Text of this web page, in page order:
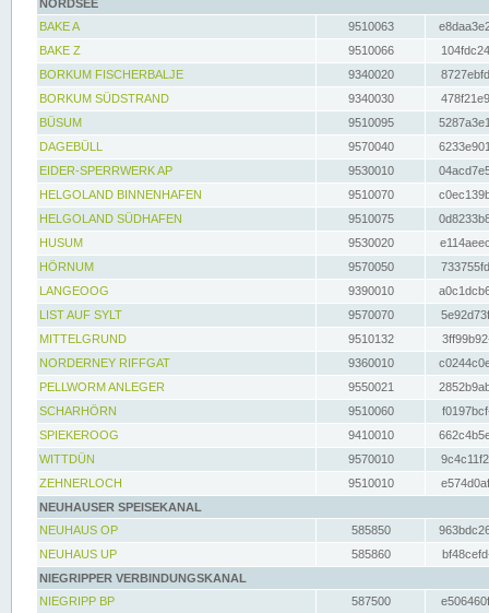
NORDSEE
BAKE A
9510063
BAKE Z
9510066
BORKUM FISCHERBALJE
9340020
BORKUM SÜDSTRAND
9340030
BÜSUM
9510095
DAGEBÜLL
9570040
EIDER-SPERRWERK AP
9530010
HELGOLAND BINNENHAFEN
9510070
HELGOLAND SÜDHAFEN
9510075
HUSUM
9530020
HÖRNUM
9570050
LANGEOOG
9390010
LIST AUF SYLT
9570070
MITTELGRUND
9510132
NORDERNEY RIFFGAT
9360010
PELLWORM ANLEGER
9550021
SCHARHÖRN
9510060
SPIEKEROOG
9410010
WITTDÜN
9570010
ZEHNERLOCH
9510010
NEUHAUSER SPEISEKANAL
NEUHAUS OP
585850
NEUHAUS UP
585860
NIEGRIPPER VERBINDUNGSKANAL
NIEGRIPP BP
587500